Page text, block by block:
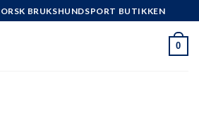
BRUKSHUNDSPORT BUTIKKEN
0